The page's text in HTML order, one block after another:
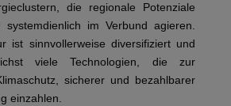
die regionale Potenziale
systemdienlich im Verbund agieren.
ist sinnvollerweise diversifiziert und
viele Technologien, die zur
sicherer und bezahlbarer
einzahlen.